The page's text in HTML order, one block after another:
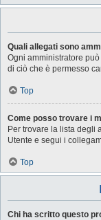
Quali allegati sono
Ogni amministratore
di ciò che è permesso
Top
Come posso trovare i
Per trovare la lista degli
Utente e segui i
Top
Chi ha scritto questo